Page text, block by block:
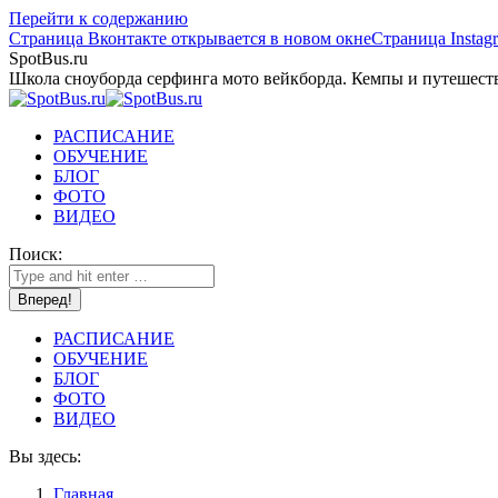
Перейти к содержанию
Страница Вконтакте открывается в новом окнеСтраница
SpotBus.ru
Школа сноуборда серфинга мото вейкборда. Кемпы и
РАСПИСАНИЕ
ОБУЧЕНИЕ
БЛОГ
ФОТО
ВИДЕО
Поиск:
РАСПИСАНИЕ
ОБУЧЕНИЕ
БЛОГ
ФОТО
ВИДЕО
Вы здесь:
Главная